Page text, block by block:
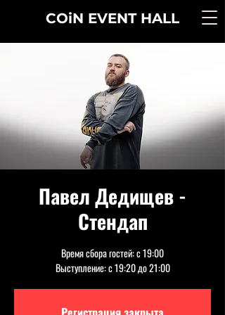
COiN EVENT HALL
Павел Дедищев -
Стендап
Время сбора гостей: с 19:00
Выступление: с 19:20 до 21:00